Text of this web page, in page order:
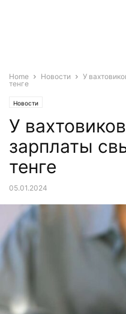
Home Новости
У
тенге
Новости
У
зарплаты
тенге
05.01.2024